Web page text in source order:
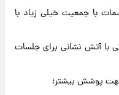
با جمعیت خیلی زیاد با
با آتش نشانی برای جلسات
پوشش بیشتر؛